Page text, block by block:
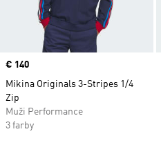
Price
€ 140
Mikina Originals 3-Stripes 1/4
Zip
Muži Performance
3 farby